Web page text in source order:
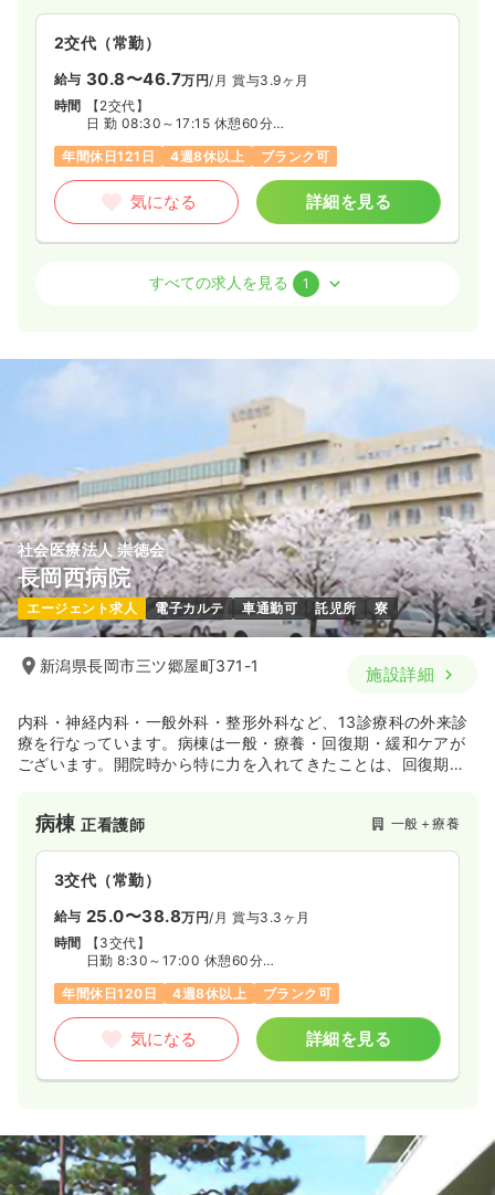
2交代（常勤）
給与 30.8〜46.7万円/月 賞与3.9ヶ月
時間
【2交代】
日 勤 08:30～17:15 休憩60分
夜 勤 20:30～09:30 休憩75分
※週38時間45分勤務
年間休日121日 4週8休以上 ブランク可
気になる 詳細を見る
給与
日勤 08:30～17:15 休憩60分
長日勤 8:30～21:30 休憩90分
夜勤 20:30～09:30 休憩75分
4週8休以上 ブランク可
気になる 詳細を見る
すべての求人を見る 1
社会医療法人 崇徳会
長岡西病院
エージェント求人 電子カルテ 車通勤可 託児所 寮
新潟県長岡市三ツ郷屋町371-1 施設詳細
内科・神経内科・一般外科・整形外科など、13診療科の外来診
療を行なっています。病棟は一般・療養・回復期・緩和ケアが
ございます。開院時から特に力を入れてきたことは、回復期に
ビリテーション医療において重要な役割を担っています。ま
た、平成4年5月に開設されたビハーラ病棟は、日本で初めて仏
教の知恵を活用した緩和ケア病棟として全国から大きな注目を
集めています。
病棟正看護師 一般＋療養
3交代（常勤）
給与 25.0〜38.8万円/月 賞与3.3ヶ月
時間
【3交代】
日勤 8:30～17:00 休憩60分
深夜 0:30～翌9:00 休憩60分
※2交代も相談可（地域包括病棟・ホスピス病棟）
※月の平均労働時間は153時間
年間休日120日 4週8休以上 ブランク可
気になる 詳細を見る